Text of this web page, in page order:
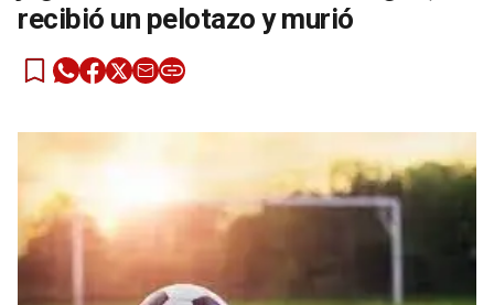
recibió un pelotazo y murió